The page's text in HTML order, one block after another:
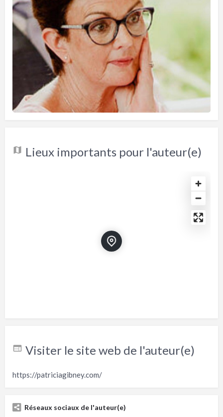
Lieux importants pour l'auteur(e)
Visiter le site web de l'auteur(e)
https://patriciagibney.com/
Réseaux sociaux de l'auteur(e)